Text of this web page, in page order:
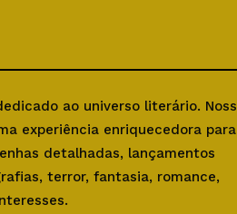
ao universo literário.
experiência enriquecedora para
detalhadas, lançamentos
terror, fantasia, romance,